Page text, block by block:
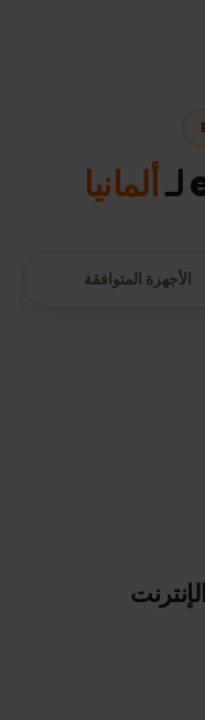
ألمانيا
الأجهزة المتوافقة